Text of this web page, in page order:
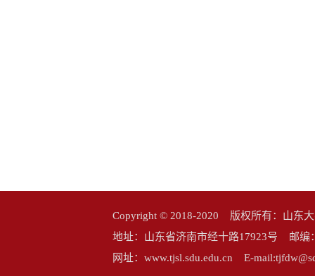
Copyright © 2018-2020 版权所有：山东
地址：山东省济南市经十路17923号 邮
网址：www.tjsl.sdu.edu.cn E-